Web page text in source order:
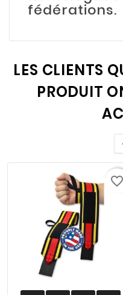
fédérations.
LES CLIENTS
PRODUIT
favorite_border